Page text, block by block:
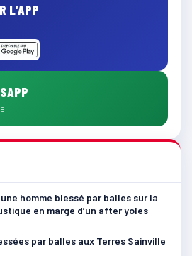
L'APP
homme blessé par balles sur la
en marge d’un after yoles
par balles aux Terres Sainville